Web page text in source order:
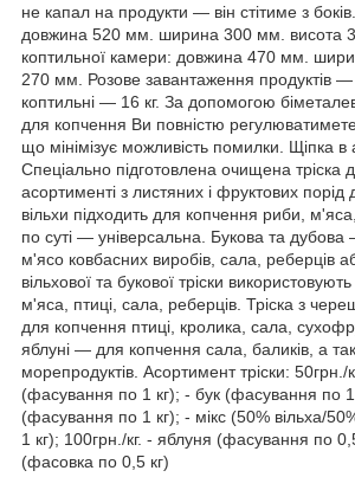
не капал на продукти — він стітиме з
довжина 520 мм. ширина 300 мм. висота
коптильної камери: довжина 470 мм.
270 мм. Розове завантаження продуктів —
коптильні — 16 кг. За допомогою
для копчення Ви повністю
що мінімізує можливість помилки. Щіпка в
Спеціально підготовлена очищена тріска
асортименті з листяних і фруктових порід
вільхи підходить для копчення риби,
по суті — універсальна. Букова та
м'ясо ковбасних виробів, сала, реберців
вільхової та букової тріски
м'яса, птиці, сала, реберців. Тріска з
для копчення птиці, кролика, сала,
яблуні — для копчення сала, баликів, а
морепродуктів. Асортимент тріски: 50грн./
(фасування по 1 кг); - бук (фасування по
(фасування по 1 кг); - мікс (50% вільха/
1 кг); 100грн./кг. - яблуня (фасування по
(фасовка по 0,5 кг)